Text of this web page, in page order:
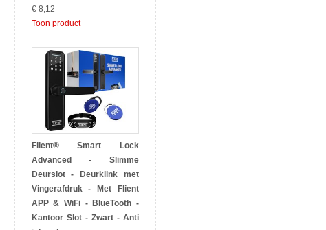
€ 8,12
Toon product
Flient® Smart Lock
Advanced - Slimme
Deurslot - Deurklink met
Vingerafdruk - Met Flient
APP & WiFi - BlueTooth -
Kantoor Slot - Zwart - Anti